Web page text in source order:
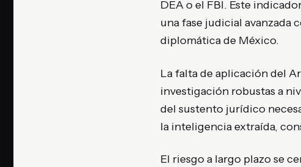
DEA o el FBI. Este
una fase judicial avanzada
diplomática de México.
La falta de aplicación del
investigación robustas a
del sustento jurídico
la inteligencia extraída,
El riesgo a largo plazo se